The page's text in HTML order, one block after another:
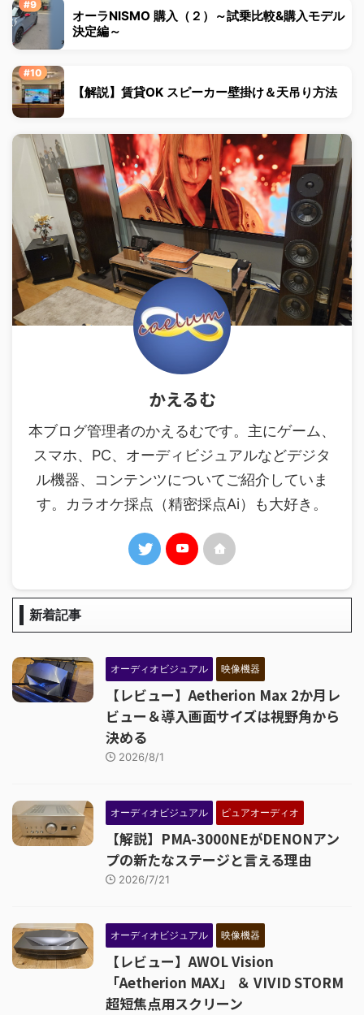
オーラNISMO 購入（２）～試乗比較&購入モデル
決定編～
【解説】賃貸OK スピーカー壁掛け＆天吊り方法
かえるむ
本ブログ管理者のかえるむです。主にゲーム、
スマホ、PC、オーディビジュアルなどデジタ
ル機器、コンテンツについてご紹介していま
す。カラオケ採点（精密採点Ai）も大好き。
新着記事
オーディオビジュアル 映像機器
【レビュー】Aetherion Max 2か月レ
ビュー＆導入画面サイズは視野角から
決める
2026/8/1
オーディオビジュアル ピュアオーディオ
【解説】PMA-3000NEがDENONアン
プの新たなステージと言える理由
2026/7/21
オーディオビジュアル 映像機器
【レビュー】AWOL Vision
「Aetherion MAX」 ＆ VIVID STORM
超短焦点用スクリーン